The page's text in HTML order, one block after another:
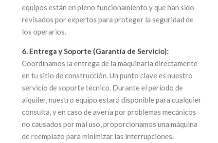
equipos están en pleno funcionamiento y que han sido
revisados por expertos para proteger la seguridad de
los operarios.
6. Entrega y Soporte (Garantía de Servicio):
Coordinamos la entrega de la maquinaria directamente
en tu sitio de construcción. Un punto clave es nuestro
servicio de soporte técnico. Durante el período de
alquiler, nuestro equipo estará disponible para cualquier
consulta, y en caso de avería por problemas mecánicos
no causados por mal uso, proporcionamos una máquina
de reemplazo para minimizar las interrupciones.